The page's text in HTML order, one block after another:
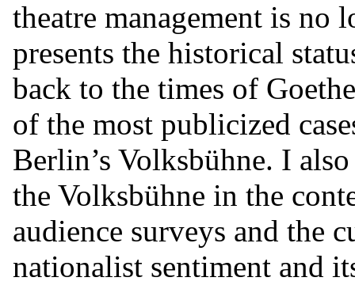
theatre management is no
presents the historical
back to the times of
of the most publicized
Berlin’s Volksbühne. I
the Volksbühne in the
audience surveys and the
nationalist sentiment and